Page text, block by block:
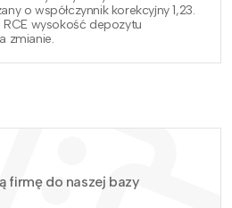
o współczynnik korekcyjny 1,23.
wysokość depozytu
zmianie.
firmę do naszej bazy